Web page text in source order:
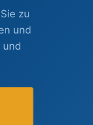
zu
und
und